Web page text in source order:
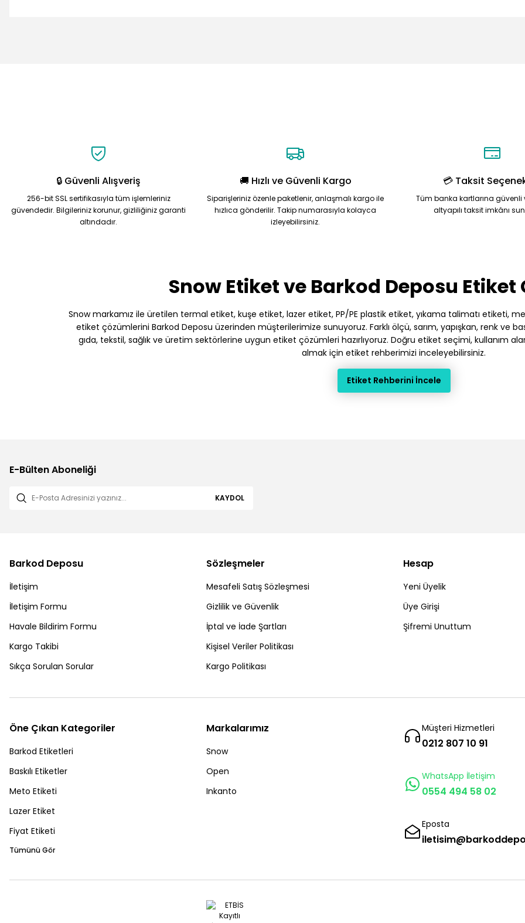
Bu ürüne benzer farklı alternatifler olmalı.
🔒 Güvenli Alışveriş
256-bit SSL sertifikasıyla tüm işlemleriniz
güvendedir. Bilgileriniz korunur, gizliliğiniz garanti
altındadır.
🚚 Hızlı ve Güvenli Kargo
Siparişleriniz özenle paketlenir, anlaşmalı kargo ile
hızlıca gönderilir. Takip numarasıyla kolayca
izleyebilirsiniz.
💳 Taksit
Tüm banka kartlarına güvenli
altyapılı taksit imkânı
Snow Etiket ve Barkod Deposu
Snow markamız ile üretilen termal etiket, kuşe etiket, lazer etiket, PP/PE plastik etiket, yıkama talimatı etiketi,
etiket çözümlerini Barkod Deposu üzerinden müşterilerimize sunuyoruz. Farklı ölçü, sarım, yapışkan, renk ve
gıda, tekstil, sağlık ve üretim sektörlerine uygun etiket çözümleri hazırlıyoruz. Doğru etiket seçimi, kullanım
almak için etiket rehberimizi inceleyebilirsiniz.
Etiket Rehberini İncele
E-Bülten Aboneliği
KAYDOL
Barkod Deposu
İletişim
İletişim Formu
Havale Bildirim Formu
Kargo Takibi
Sıkça Sorulan Sorular
Sözleşmeler
Mesafeli Satış Sözleşmesi
Gizlilik ve Güvenlik
İptal ve İade Şartları
Kişisel Veriler Politikası
Kargo Politikası
Hesap
Yeni Üyelik
Üye Girişi
Şifremi Unuttum
Öne Çıkan Kategoriler
Barkod Etiketleri
Baskılı Etiketler
Meto Etiketi
Lazer Etiket
Fiyat Etiketi
Tümünü Gör
Markalarımız
Snow
Open
Inkanto
Müşteri Hizmetleri
0212 807 10 91
WhatsApp İletişim
0554 494 58 02
Eposta